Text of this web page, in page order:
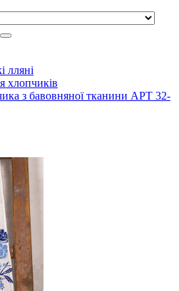
лляні
хлопчиків
з бавовняної тканини АРТ 32-